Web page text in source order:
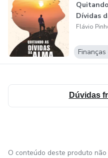
Dívidas
Flávio
Dúvidas
O conteúdo deste produto